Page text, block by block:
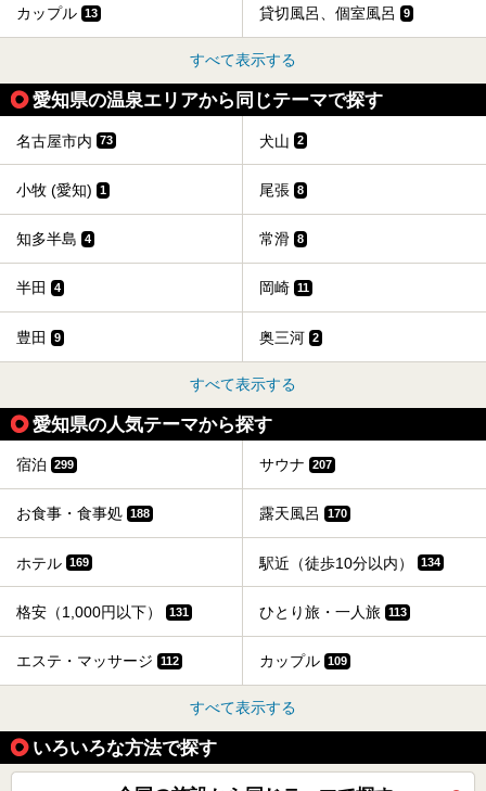
カップル 13 貸切風呂、個室風呂 9
すべて表示する
愛知県の温泉エリアから同じテーマで探す
名古屋市内 73 犬山 2
小牧 (愛知) 1 尾張 8
知多半島 4 常滑 8
半田 4 岡崎 11
豊田 9 奥三河 2
すべて表示する
愛知県の人気テーマから探す
宿泊 299 サウナ 207
お食事・食事処 188 露天風呂 170
ホテル 169 駅近（徒歩10分以内） 134
格安（1,000円以下） 131 ひとり旅・一人旅 113
エステ・マッサージ 112 カップル 109
すべて表示する
いろいろな方法で探す